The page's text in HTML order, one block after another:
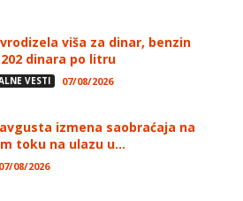
viša za dinar, benzin
dinara po litru
VESTI 07/08/2026
avgusta izmena saobraćaja na
toku na ulazu u...
07/08/2026